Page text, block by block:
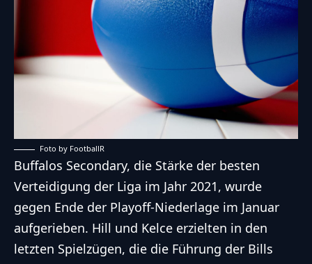
Foto by FootballR
Buffalos Secondary, die Stärke der besten
Verteidigung der Liga im Jahr 2021, wurde
gegen Ende der Playoff-Niederlage im Januar
aufgerieben. Hill und Kelce erzielten in den
letzten Spielzügen, die die Führung der Bills